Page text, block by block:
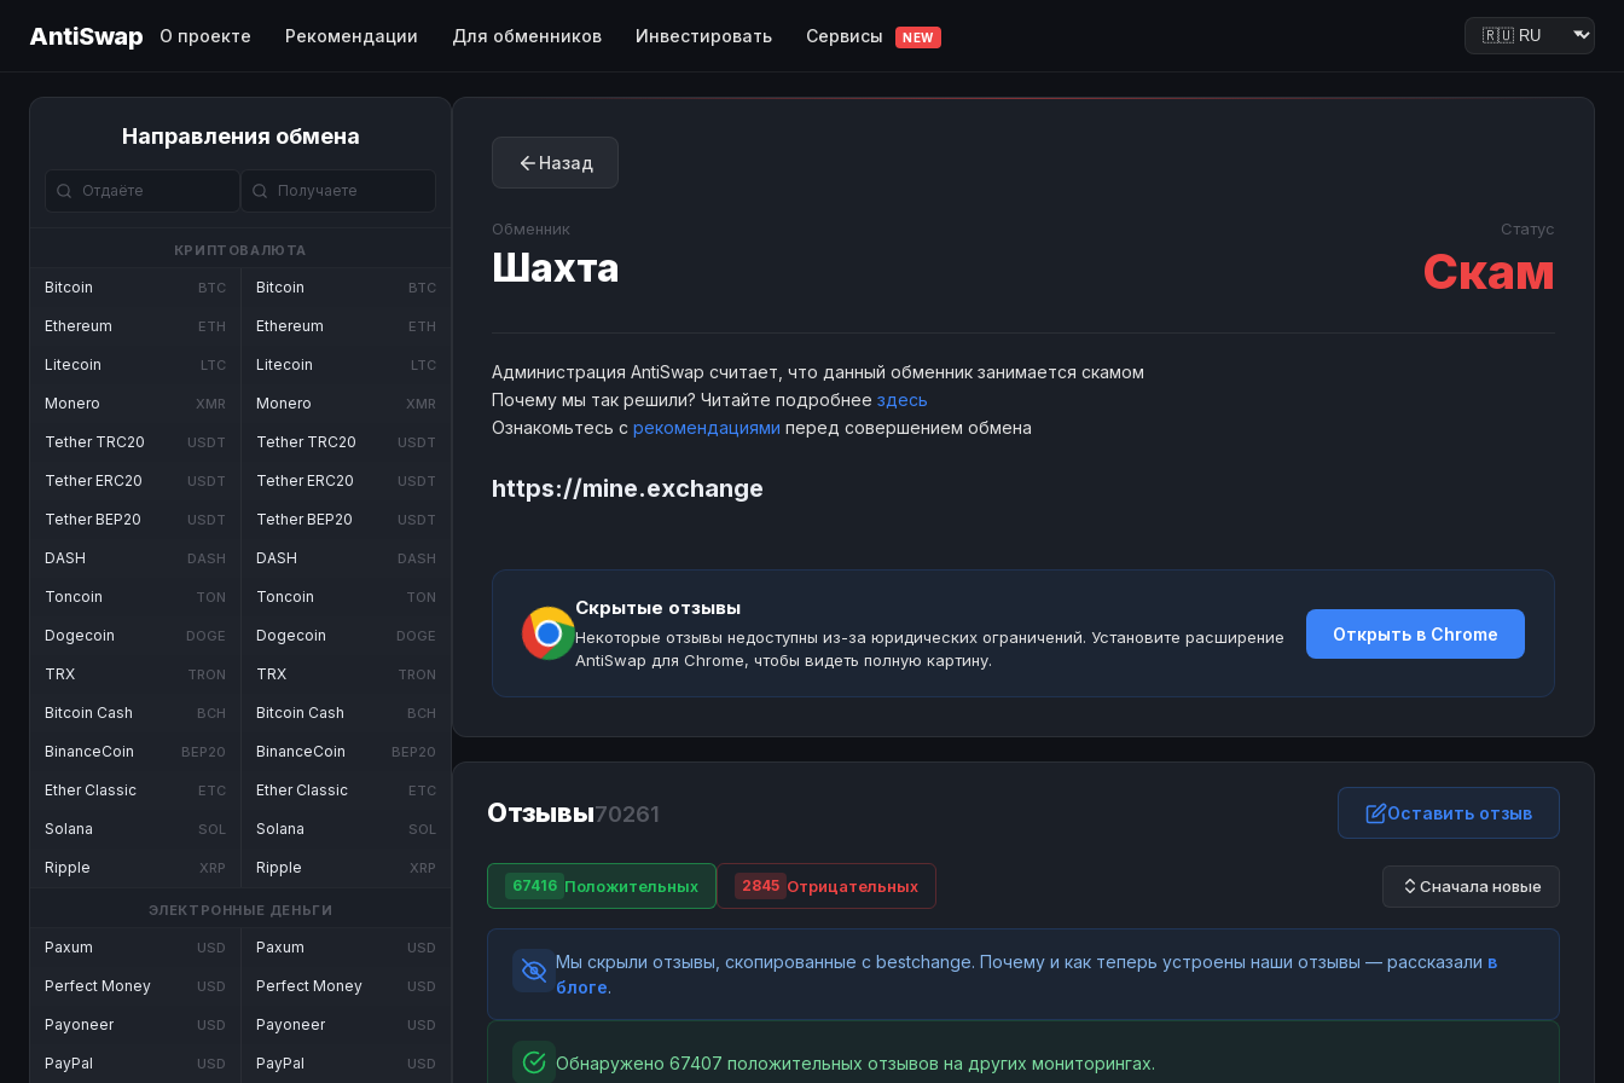
AntiSwap О проекте Рекомендации Для обменников Инвестировать Сервисы NEW
Направления обмена
КРИПТОВАЛЮТА
Bitcoin BTC
Ethereum ETH
Litecoin LTC
Monero XMR
Tether TRC20 USDT
Tether ERC20 USDT
Tether BEP20 USDT
DASH DASH
Toncoin TON
Dogecoin DOGE
TRX TRON
Bitcoin Cash BCH
BinanceCoin BEP20
Ether Classic ETC
Solana SOL
Ripple XRP
Bitcoin BTC
Ethereum ETH
Litecoin LTC
Monero XMR
Tether TRC20 USDT
Tether ERC20 USDT
Tether BEP20 USDT
DASH DASH
Toncoin TON
Dogecoin DOGE
TRX TRON
Bitcoin Cash BCH
BinanceCoin BEP20
Ether Classic ETC
Solana SOL
Ripple XRP
ЭЛЕКТРОННЫЕ ДЕНЬГИ
Paxum USD
Perfect Money USD
Payoneer USD
PayPal USD
Paxum USD
Perfect Money USD
Payoneer USD
PayPal USD
Назад
Обменник
Шахта
Статус
Скам
Администрация AntiSwap считает, что данный обменник занимается скамом
Почему мы так решили? Читайте подробнее здесь
Ознакомьтесь с рекомендациями перед совершением обмена
https://mine.exchange
Скрытые отзывы
Некоторые отзывы недоступны из-за юридических ограничений. Установите расширение
AntiSwap для Chrome, чтобы видеть полную картину.
Открыть в Chrome
Отзывы70261 Оставить отзыв
67416 Положительных 2845 Отрицательных Сначала новые
Мы скрыли отзывы, скопированные с bestchange. Почему и как теперь устроены наши отзывы — рассказали в
блоге.
Обнаружено 67407 положительных отзывов на других мониторингах.